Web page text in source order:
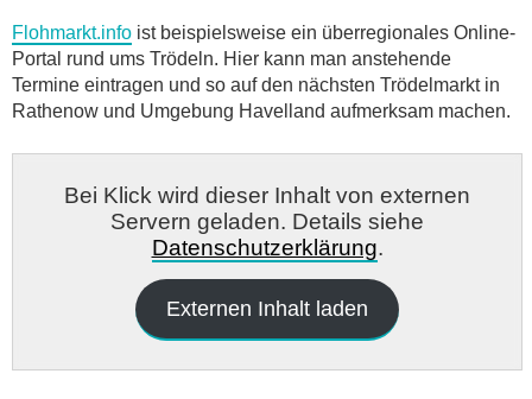
Flohmarkt.info ist beispielsweise ein überregionales Online-
Portal rund ums Trödeln. Hier kann man anstehende
Termine eintragen und so auf den nächsten Trödelmarkt in
Rathenow und Umgebung Havelland aufmerksam machen.
Bei Klick wird dieser Inhalt von externen
Servern geladen. Details siehe
Datenschutzerklärung.
Externen Inhalt laden